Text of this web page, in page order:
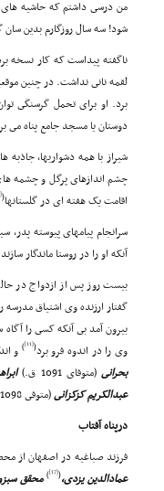
من درسى داشتم که حاشیه
شود! سه سال روزگارم بدین
ناگفته پیداست که کار نسخه
لقمه نانى نداشت. در چنین
برد. او براى تحمل گرسنگى
دوستان یا مسجد جامع پناه مى
شیراز با همه دشواریها،
چشم اندازهاى پرگل و چشمه
اقامت یک هفته اى در گلستانها(
[9]
سرانجام پیامهاى پیوسته
آنکه او را در روستا ماندگار
بیست روز پس از ازدواج در
گفتار ارزنده وى اشتیاق
بیرون آمد بى آنکه کسى را
وى را در اندوه فرو برد(
[11]
) و
بحرانى(متوفاى 1091 ق.)
عبدالکریم کزکزانى(متوفى 1098ق.)
درپناه آفتاب
فرزند صباغیه در اصفهان از
عمادالدین یزدى،(
[17]
)محقق